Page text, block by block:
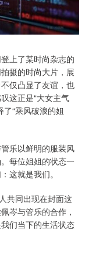
上了某时尚杂志的
摄的时尚大片，展
仅凸显了友谊，也
这正是“大女主气
“乘风破浪的姐
乐以鲜明的服装风
每位姐姐的状态一
这就是我们。
共同出现在封面这
岑与管乐的合作，
们当下的生活状态